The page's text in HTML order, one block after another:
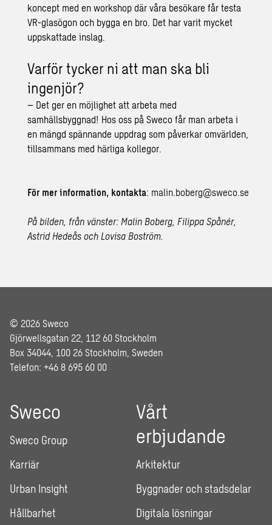
koncept med en workshop där våra besökare får testa
VR-glasögon och bygga en bro. Det har varit mycket
uppskattade inslag.
Varför tycker ni att man ska bli
ingenjör?
– Det ger en möjlighet att arbeta med
samhällsbyggnad! Hos oss på Sweco får man arbeta i
en mängd spännande uppdrag som påverkar omvärlden,
tillsammans med härliga kollegor.
För mer information, kontakta: malin.boberg@sweco.se
På bilden, från vänster: Malin Boberg, Filippa Spånér,
Astrid Hedeås och Lovisa Boström.
© 2026 Sweco
Gjörwellsgatan 22, 112 60 Stockholm
Box 34044, 100 26 Stockholm, Sweden
Telefon: +46 8 695 60 00
Sweco
Sweco Group
Karriär
Urban Insight
Hållbarhet
Vårt
erbjudande
Arkitektur
Byggnader och stadsdelar
Digitala lösningar